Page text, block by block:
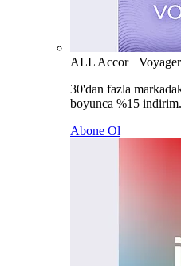
ALL Accor+ Voyager
30'dan fazla
boyunca %15 indirim.
Abone Ol